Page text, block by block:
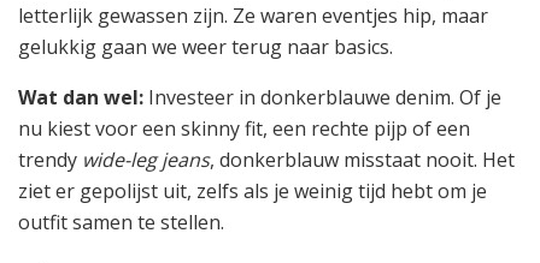
letterlijk gewassen zijn. Ze waren eventjes hip, maar
gelukkig gaan we weer terug naar basics.
Wat dan wel: Investeer in donkerblauwe denim. Of je
nu kiest voor een skinny fit, een rechte pijp of een
trendy wide-leg jeans, donkerblauw misstaat nooit. Het
ziet er gepolijst uit, zelfs als je weinig tijd hebt om je
outfit samen te stellen.